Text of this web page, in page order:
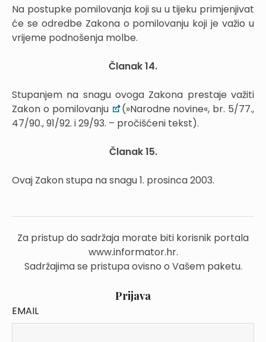
Na postupke pomilovanja koji su u tijeku primjenjivat
će se odredbe Zakona o pomilovanju koji je važio u
vrijeme podnošenja molbe.
Članak 14.
Stupanjem na snagu ovoga Zakona prestaje važiti
Zakon o pomilovanju
(»Narodne novine«, br. 5/77.,
47/90., 91/92. i 29/93. – pročišćeni tekst).
Članak 15.
Ovaj Zakon stupa na snagu 1. prosinca 2003.
Za pristup do sadržaja morate biti korisnik portala
www.informator.hr.
Sadržajima se pristupa ovisno o Vašem paketu.
Prijava
EMAIL